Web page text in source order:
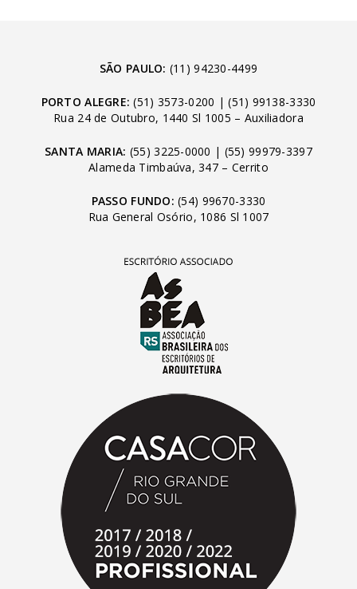
SÃO PAULO: (11) 94230-4499
PORTO ALEGRE: (51) 3573-0200 |(51) 99138-3330
Rua 24 de Outubro, 1440 Sl 1005 – Auxiliadora
SANTA MARIA: (55) 3225-0000 | (55) 99979-3397
Alameda Timbaúva, 347 – Cerrito
PASSO FUNDO: (54) 99670-3330
Rua General Osório, 1086 Sl 1007